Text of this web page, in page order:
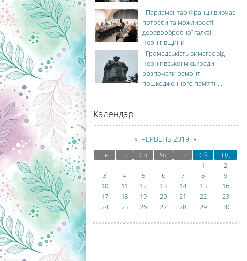
- Парламентар Франції вивчає
потреби та можливості
деревообробної галузі
Чернігівщини
- Громадськість вимагає від
Чернігівської міськради
розпочати ремонт
пошкодженного пам’ятн...
Календар
« ЧЕРВЕНЬ 2019 »
Пн Вт Ср Чт Пт Сб
Нд
1
2
3
4 5 6 7 8
9
10
11 12 13 14 15
16
17
18 19 20 21 22
23
24
25 26 27 28 29 30